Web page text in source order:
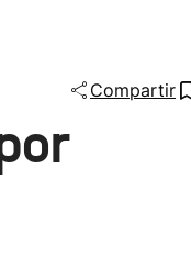
Compartir